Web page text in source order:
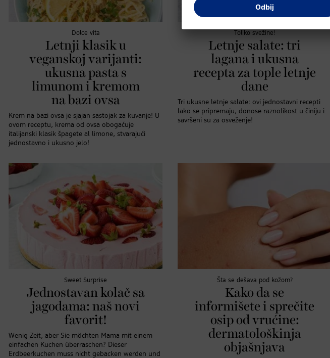
Dolce vita
Letnji klasik u
veganskoj varijanti:
ukusna pasta s
limunom i kremom
na bazi ovsa
Krem na bazi ovsa je sjajan sastojak za kuvanje! U
ovom receptu, krema od ovsa obogaćuje
italijanski klasik špagete al limone, stvarajući
jednostavno i ukusno jelo!
Toliko svežine!
Letnje salate: tri
lagana i ukusna
recepta za tople letnje
dane
Tri ukusne letnje salate: ovi jednostavni recepti
lako se pripremaju, donose raznolikost u činiju i
savršeni su za osveženje!
Sweet Surprise
Jednostavan kolač sa
jagodama: naš novi
favorit!
Wenig Zeit, aber Sie möchten Mama mit einem
einfachen Kuchen überraschen? Dieser
Erdbeerkuchen muss nicht gebacken werden und
Šta se dešava pod kožom?
Kako da se
informišete i sprečite
osip od vrućine:
dermatološkinja
objašnjava